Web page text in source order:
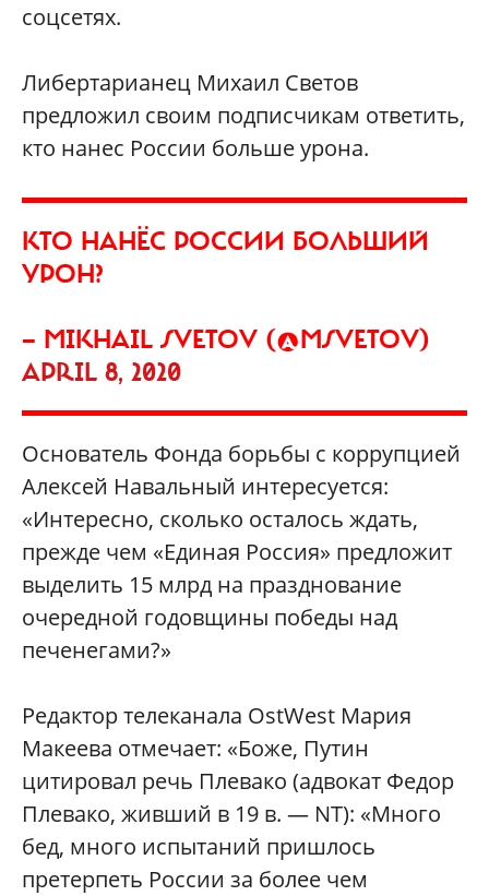
соцсетях.
Либертарианец Михаил Светов
предложил своим подписчикам ответить,
кто нанес России больше урона.
КТО НАНЁС РОССИИ БОЛЬШИЙ
УРОН?
— MIKHAIL SVETOV (@MSVETOV)
APRIL 8, 2020
Основатель Фонда борьбы с коррупцией
Алексей Навальный интересуется:
«Интересно, сколько осталось ждать,
прежде чем «Единая Россия» предложит
выделить 15 млрд на празднование
очередной годовщины победы над
печенегами?»
Редактор телеканала OstWest Мария
Макеева отмечает: «Боже, Путин
цитировал речь Плевако (адвокат Федор
Плевако, живший в 19 в. — NT): «Много
бед, много испытаний пришлось
претерпеть России за более чем